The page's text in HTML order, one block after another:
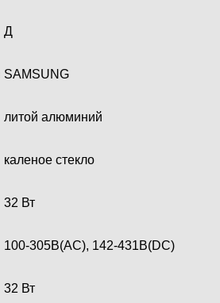
Д
SAMSUNG
литой алюминий
каленое стекло
32 Вт
100-305В(AC), 142-431В(DC)
32 Вт